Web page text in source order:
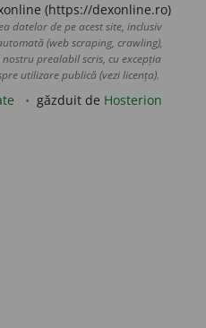
(https://dexonline.ro)
datelor de pe acest site, inclusiv
(web scraping, crawling),
prealabil scris, cu excepția
utilizare publică (vezi licența).
găzduit de Hosterion